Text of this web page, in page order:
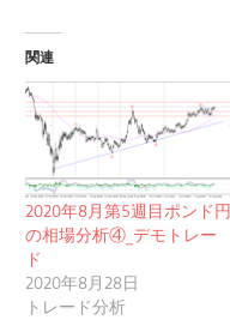
関連
2020年8月第5週目ポンド円
の相場分析④_デモトレー
ド
2020年8月28日
トレード分析